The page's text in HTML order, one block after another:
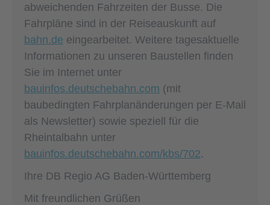
abweichenden Fahrzeiten der Busse. Die
Fahrpläne sind in der Reiseauskunft auf
bahn.de eingearbeitet. Weitere tagesaktuelle
Informationen zu unseren Baustellen finden
Sie im Internet unter
bauinfos.deutschebahn.com (mit
baubedingten Fahrplanänderungen per E-Mail
als Newsletter) sowie speziell für die
Rheintalbahn unter
bauinfos.deutschebahn.com/kbs/702.
Ihre DB Regio AG Baden-Württemberg
Mit freundlichen Grüßen